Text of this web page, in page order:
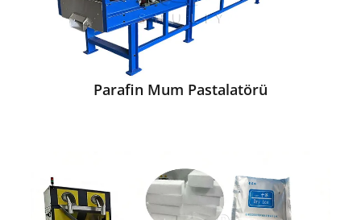
Parafin Mum Pastalatörü